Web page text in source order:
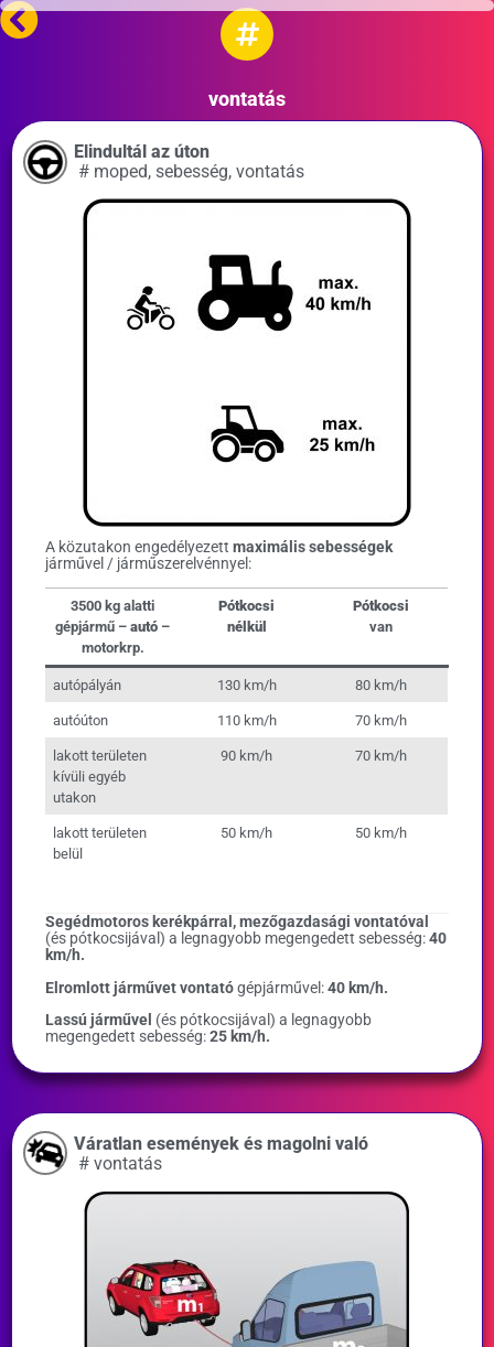
vontatás
Elindultál az úton
# moped, sebesség, vontatás
A közutakon engedélyezett maximális sebességek
járművel / járműszerelvénnyel:
3500 kg alatti
gépjármű – autó –
motorkrp.
Pótkocsi
nélkül
Pótkocsi
van
autópályán 130 km/h 80 km/h
autóúton 110 km/h 70 km/h
lakott területen
kívüli egyéb
utakon
90 km/h 70 km/h
lakott területen
belül
50 km/h 50 km/h
Segédmotoros kerékpárral, mezőgazdasági vontatóval
(és pótkocsijával) a legnagyobb megengedett sebesség:40
km/h.
Elromlott járművet vontatógépjárművel:40 km/h.
Lassú járművel (és pótkocsijával) a legnagyobb
megengedett sebesség:25 km/h.
Váratlan események és magolni való
# vontatás